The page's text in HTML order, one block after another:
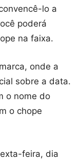
lo a
poderá
na faixa.
onde a
sobre a data.
o nome do
o chope
feira, dia